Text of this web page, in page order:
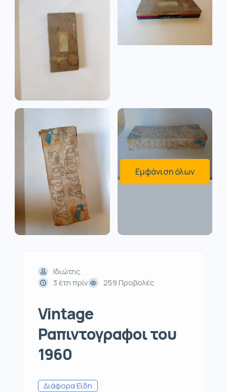
Εμφάνιση όλων
Ιδιώτης
3 έτη πρίν
259 Προβολές
Vintage
Ραπιντογραφοι του
1960
Διάφορα Είδη